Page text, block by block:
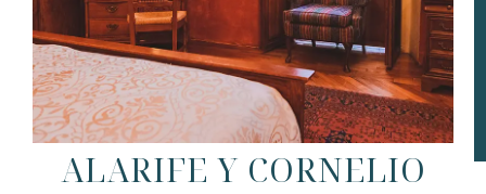
ALARIFE Y CORNELIO